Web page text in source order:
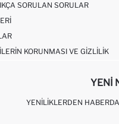
SORULAN SORULAR
KORUNMASI VE GIZLILIK
YENI
YENILIKLERDEN